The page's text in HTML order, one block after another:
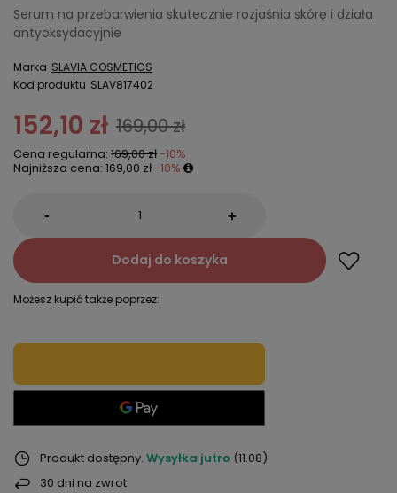
Serum na przebarwienia skutecznie rozjaśnia skórę i działa
antyoksydacyjnie
Marka SLAVIA COSMETICS
Kod produktu SLAV817402
152,10 zł 169,00 zł
Cena regularna: 169,00 zł -10%
Najniższa cena: 169,00 zł -10%
- +
Dodaj do koszyka
Możesz kupić także poprzez:
Produkt dostępny Wysyłka jutro (11.08)
30 dni na zwrot